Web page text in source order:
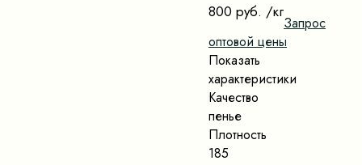
800 руб. /кг
Запрос
оптовой цены
Показать
характеристики
Качество
пенье
Плотность
185